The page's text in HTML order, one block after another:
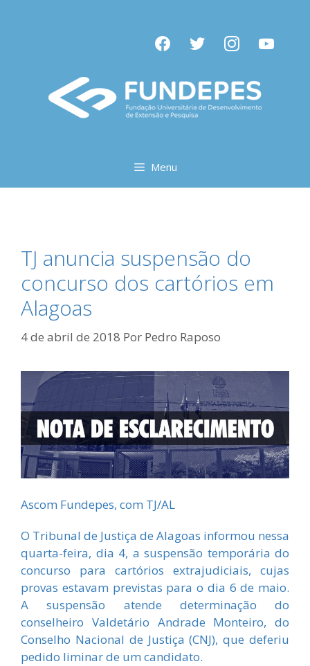
facebooktwitter instagramyoutube
Menu
TJ anuncia suspensão do
concurso dos cartórios em
Alagoas
4 de abril de 2018 Por Pedro Raposo
Ascom Fundepes, com TJ/AL
O Tribunal de Justiça de Alagoas informou nessa
quarta-feira, dia 4, a suspensão temporária do
concurso para cartórios extrajudiciais, cujas
provas estavam previstas para o dia 6 de maio.
A suspensão atende determinação do
conselheiro Valdetário Andrade Monteiro, do
Conselho Nacional de Justiça (CNJ), que deferiu
pedido liminar de um candidato.